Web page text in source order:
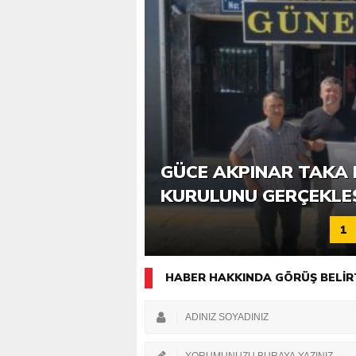
6. GÜCE TEKKEKÖY
KATILIMLA
GÜCE AKPINAR TAKA
KURULUNU
1
HABER HAKKINDA GÖRÜŞ